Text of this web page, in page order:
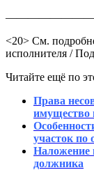
<20> См.
исполнителя /
Читайте ещё по
Права
имущество
участок по
Наложение
должника